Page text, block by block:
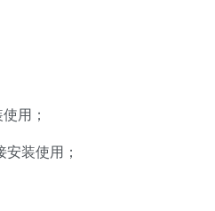
用；
装使用；